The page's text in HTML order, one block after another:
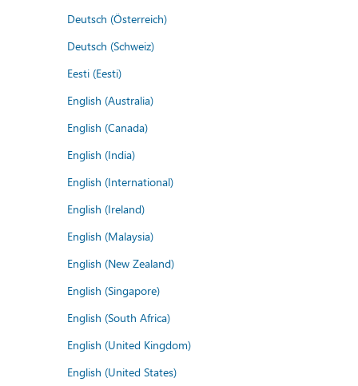
Deutsch (Österreich)
Deutsch (Schweiz)
Eesti (Eesti)
English (Australia)
English (Canada)
English (India)
English (International)
English (Ireland)
English (Malaysia)
English (New Zealand)
English (Singapore)
English (South Africa)
English (United Kingdom)
English (United States)